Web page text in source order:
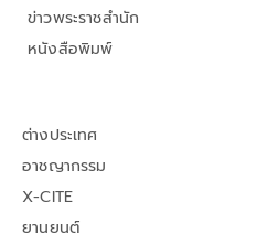
ข่าวพระราชสำนัก
หนังสือพิมพ์
ต่างประเทศ
อาชญากรรม
X-CITE
ยานยนต์